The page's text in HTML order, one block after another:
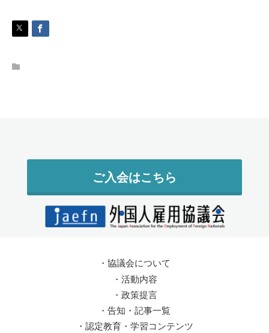
ご入会はこちら
・ 協議会について
・ 活動内容
・ 政策提言
・ 告知・記事一覧
・ 認定教育・学習コンテンツ